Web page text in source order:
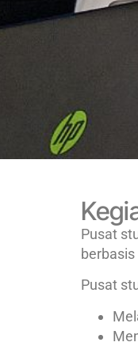
Pusat
Pusat